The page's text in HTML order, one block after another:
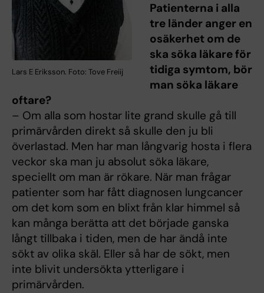
Lars E Eriksson. Foto: Tove Freiij
Patienterna i alla
tre länder anger en
osäkerhet om de
ska söka läkare för
tidiga symtom, bör
man söka läkare
oftare?
– Om alla som hostar lite grand skulle gå till
primärvården direkt så skulle den ju bli
överlastad. Men har man långvarig hosta i flera
veckor ska man ju absolut söka läkare,
speciellt om man är rökare. När man frågar
patienter som har fått diagnosen lungcancer
om det kom som en blixt från klar himmel så
kan många berätta att det började ganska
långt tillbaka i tiden, men de har ändå inte
sökt av olika skäl. Eller så har de sökt, men
inte blivit undersökta ytterligare i
primärvården.